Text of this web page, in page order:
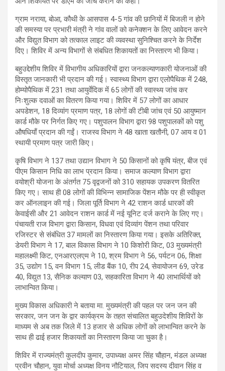
ग्राम नराया, बोआ, कौथी के आसपास 4-5 गांव की छानियों में बिजली न होने
की समस्या पर प्रभारी मंत्री ने गांव वालों को कनेक्शन के लिए आवेदन करने
और विद्युत विभाग को तत्काल लाइट की व्यवस्था सुनिश्चित करने के निर्देश
दिए। शिविर में अन्य विभागों से संबधित शिकायतों का निस्तारण भी किया।
बहुउद्देशीय शिविर में विभागीय अधिकारियों द्वारा जनकल्याणकारी योजनाओं की
विस्तृत जानकारी भी प्रदान की गई। स्वास्थ्य विभाग द्वारा एलोपैथिक में 248,
होम्योपैथिक में 231 तथा आयुर्वेदिक में 65 लोगों की स्वास्थ्य जांच कर
निःशुल्क दवाओं का वितरण किया गया। शिविर में 57 लोगों का आधार
अपडेशन, 18 दिव्यांग प्रमाण पत्र, 18 लोगों की टीबी जांच एवं 50 आयुष्मान
कार्ड मौके पर निर्गत किए गए। पशुपालन विभाग द्वारा 98 पशुपालकों को पशु
औषधियाँ प्रदान की गईं। राजस्व विभाग ने 48 खाता खतौनी, 07 आय व 01
स्थायी प्रमाण पत्र जारी किए।
कृषि विभाग ने 137 तथा उद्यान विभाग ने 50 किसानों को कृषि यंत्र, बीज एवं
पीएम किसान निधि का लाभ प्रदान किया। समाज कल्याण विभाग द्वारा
वयोश्री योजना के अंतर्गत 75 वृद्वजनों को 310 सहायक उपकरण वितरित
किए गए। साथ ही 08 लोगों की विभिन्न सामाजिक पेंशन मौके पर ही स्वीकृत
कर ऑनलाइन की गई। जिला पूर्ति विभाग ने 42 राशन कार्ड धारकों की
केवाईसी और 21 आवेदन राशन कार्ड में नई यूनिट दर्ज कराने के लिए गए।
पंचायती राज विभाग द्वारा किसान, विधवा एवं दिव्यांग पेंशन तथा परिवार
रजिस्टर से संबंधित 37 मामलों का निस्तारण किया गया। इसके अतिरिक्त,
डेयरी विभाग ने 17, बाल विकास विभाग ने 10 किशोरी किट, 03 मुख्यमंत्री
महालक्ष्मी किट, एनआरएलएम ने 10, श्रम विभाग ने 56, पर्यटन 06, शिक्षा
35, उद्योग 15, वन विभाग 15, लीड बैंक 10, रीप 24, सेवायोजन 69, उरेड
40, विद्युत 13, सैनिक कल्याण 03, सहकारिता विभाग ने 40 लाभार्थियों को
लाभान्वित किया।
मुख्य विकास अधिकारी ने बताया मा. मुख्यमंत्री की पहल पर जन जन की
सरकार, जन जन के द्वार कार्यक्रम के तहत संचालित बहुउदेशीय शिविरों के
माध्यम से अब तक जिले में 13 हजार से अधिक लोगों को लाभान्वित करने के
साथ ही ढाई हजार शिकायतों का निस्तारण किया जा चुका है।
शिविर में राज्यमंत्री कुलदीप कुमार, उपाध्यक्ष अमर सिंह चौहान, मंडल अध्यक्ष
प्रवीन चौहान, युवा मोर्चा अध्यक्ष विनय नौटियाल, जिप सदस्य दीवान सिंह व